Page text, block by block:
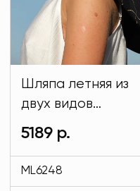
Шляпа летняя из
двух видов
материала
Магнолия
бежевого цвета
MODLAV ML6248-
5189 р.
ML6248